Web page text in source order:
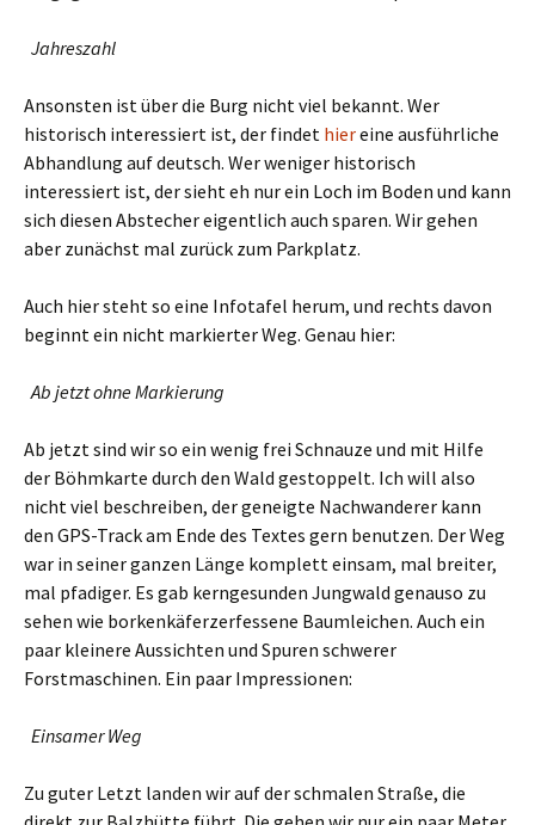
Jahreszahl
Ansonsten ist über die Burg nicht viel bekannt. Wer
historisch interessiert ist, der findet hiereine ausführliche
Abhandlung auf deutsch. Wer weniger historisch
interessiert ist, der sieht eh nur ein Loch im Boden und kann
sich diesen Abstecher eigentlich auch sparen. Wir gehen
aber zunächst mal zurück zum Parkplatz.
Auch hier steht so eine Infotafel herum, und rechts davon
beginnt ein nicht markierter Weg. Genau hier:
Ab jetzt ohne Markierung
Ab jetzt sind wir so ein wenig frei Schnauze und mit Hilfe
der Böhmkarte durch den Wald gestoppelt. Ich will also
nicht viel beschreiben, der geneigte Nachwanderer kann
den GPS-Track am Ende des Textes gern benutzen. Der Weg
war in seiner ganzen Länge komplett einsam, mal breiter,
mal pfadiger. Es gab kerngesunden Jungwald genauso zu
sehen wie borkenkäferzerfessene Baumleichen. Auch ein
paar kleinere Aussichten und Spuren schwerer
Forstmaschinen. Ein paar Impressionen:
Einsamer Weg
Zu guter Letzt landen wir auf der schmalen Straße, die